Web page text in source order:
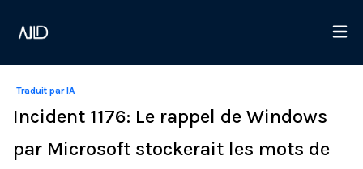
Traduit par IA
Incident 1176: Le rappel de Windows
par Microsoft stockerait les mots de